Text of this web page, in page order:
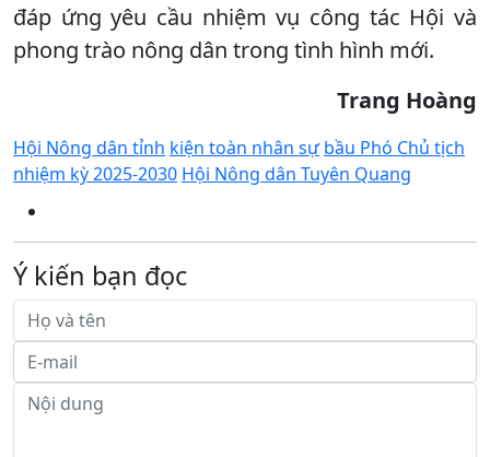
đáp ứng yêu cầu nhiệm vụ công tác Hội và
phong trào nông dân trong tình hình mới.
Trang Hoàng
Hội Nông dân tỉnh kiện toàn nhân sự bầu Phó Chủ tịch
nhiệm kỳ 2025-2030 Hội Nông dân Tuyên Quang
Ý kiến bạn đọc